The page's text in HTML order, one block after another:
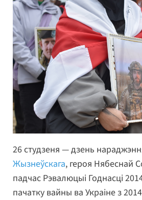
26 студзеня — дзень
Жызнеўскага, героя Нябеснай
падчас Рэвалюцыі Годнасці
пачатку вайны ва Украіне з